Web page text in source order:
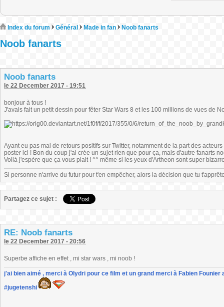
Index du forum Général Made in fan Noob fanarts
Noob fanarts
Noob fanarts
le 22 December 2017 - 19:51
bonjour à tous !
J'avais fait un petit dessin pour fêter Star Wars 8 et les 100 millions de vues de
Ayant eu pas mal de retours positifs sur Twitter, notamment de la part des
poster ici ! Bon du coup j'ai crée un sujet rien que pour ça, mais d'autre fanarts
Voilà j'espère que ça vous plait ! ^^ même si les yeux d'Artheon sont super
Si personne n'arrive du futur pour t'en empêcher, alors la décision que tu
Partagez ce sujet :
RE: Noob fanarts
le 22 December 2017 - 20:56
Superbe affiche en effet , mi star wars , mi noob !
j'ai bien aimé , merci à Olydri pour ce film et un grand merci à Fabien
#jugetenshi